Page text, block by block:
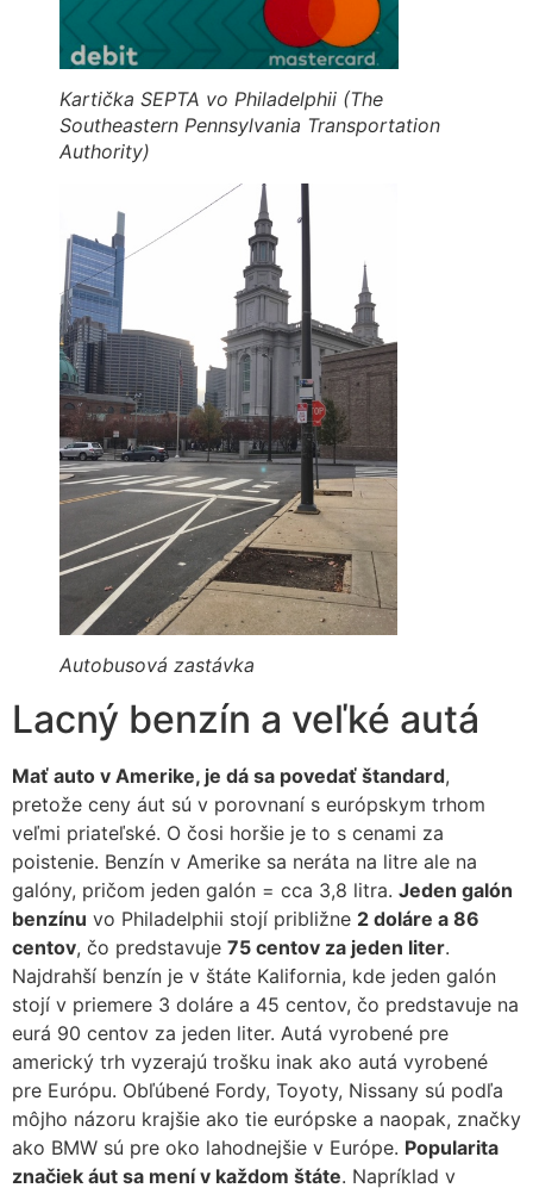
Kartička SEPTA vo Philadelphii (The
Southeastern Pennsylvania Transportation
Authority)
Autobusová zastávka
Lacný benzín a veľké autá
Mať auto v Amerike, je dá sa povedať štandard,
pretože ceny áut sú v porovnaní s európskym trhom
veľmi priateľské. O čosi horšie je to s cenami za
poistenie. Benzín v Amerike sa neráta na litre ale na
galóny, pričom jeden galón = cca 3,8 litra. Jeden galón
benzínu vo Philadelphii stojí približne 2 doláre a 86
centov, čo predstavuje 75 centov za jeden liter.
Najdrahší benzín je v štáte Kalifornia, kde jeden galón
stojí v priemere 3 doláre a 45 centov, čo predstavuje na
eurá 90 centov za jeden liter. Autá vyrobené pre
americký trh vyzerajú trošku inak ako autá vyrobené
pre Európu. Obľúbené Fordy, Toyoty, Nissany sú podľa
môjho názoru krajšie ako tie európske a naopak, značky
ako BMW sú pre oko lahodnejšie v Európe. Popularita
značiek áut sa mení v každom štáte. Napríklad v